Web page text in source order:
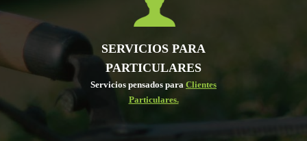
SERVICIOS PARA
PARTICULARES
Servicios pensados para Clientes
Particulares.